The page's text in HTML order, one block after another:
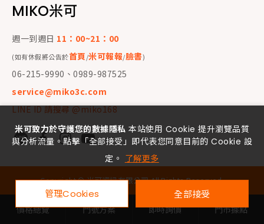
MIKO米可
週一到週日 11：00~21：00
(如有休假將公告於首頁/米可報報/臉書)
06-215-9990、0989-987525
service@miko3c.com
LINE ID 請搜尋 @miko168
Copyright ©米可資訊有限公司All Rights Reserved.
價格總覽 門號方案 即時詢價 門市據點
米可致力於守護您的數據隱私 本站使用 Cookie 提升瀏覽品質
與分析流量。點擊「全部接受」即代表您同意目前的 Cookie 設
定。 了解更多
管理Cookies 全部接受